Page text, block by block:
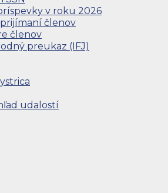
v roku 2026
prijímaní členov
členov
preukaz (IFJ)
udalostí